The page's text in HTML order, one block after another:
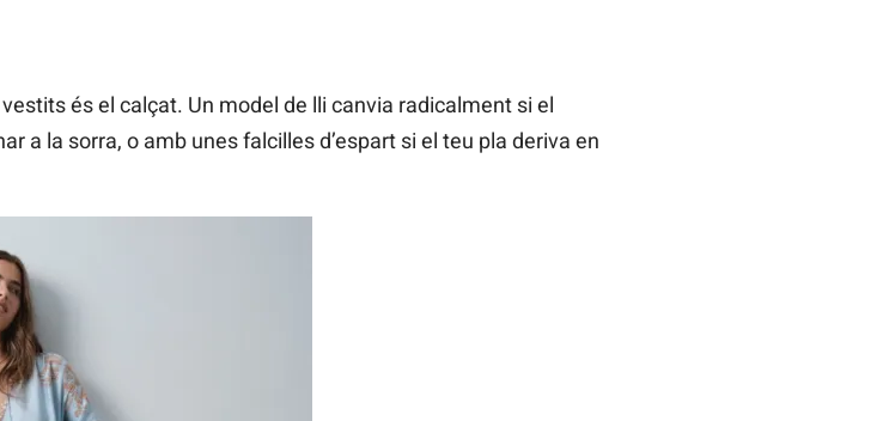
és el calçat. Un model de lli canvia radicalment si el
a la sorra, o amb unes falcilles d’espart si el teu pla deriva en